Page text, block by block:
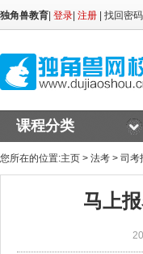
独角兽教育 登录 注册 找回密码
课程分类
您所在的位置:主页 > 法考 > 司考
马上